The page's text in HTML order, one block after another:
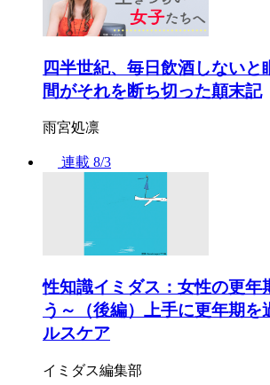
四半世紀、毎日飲酒しないと
間がそれを断ち切った顛末記
雨宮処凛
連載 8/3
性知識イミダス：女性の更年
う～（後編）上手に更年期を
ルスケア
イミダス編集部